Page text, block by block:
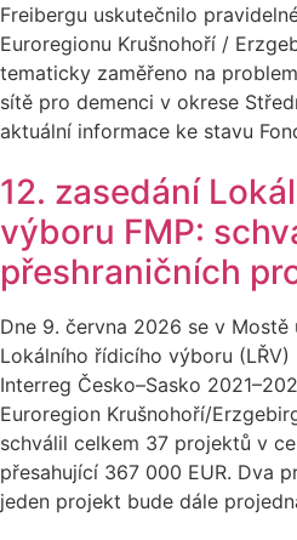
Freibergu uskutečnilo
Euroregionu Krušnohoří /
tematicky zaměřeno na
sítě pro demenci v okrese
aktuální informace ke stavu
12. zasedání
výboru FMP:
přeshraničních
Dne 9. června 2026 se v Mostě
Lokálního řídicího výboru
Interreg Česko–Sasko
Euroregion Krušnohoří/
schválil celkem 37 projektů v
přesahující 367 000 EUR. Dva
jeden projekt bude dále